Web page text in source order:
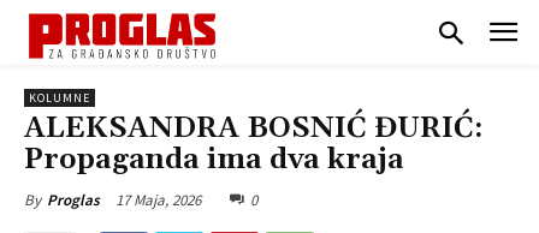
KOLUMNE
ALEKSANDRA BOSNIĆ ĐURIĆ:
Propaganda ima dva kraja
By Proglas 17 Maja, 2026 0